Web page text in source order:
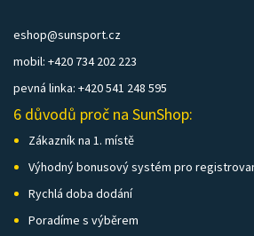
eshop@sunsport.cz
mobil: +420 734 202 223
pevná linka: +420 541 248 595
6 důvodů proč na SunShop:
Zákazník na 1. místě
Výhodný bonusový systém pro
Rychlá doba dodání
Poradíme s výběrem